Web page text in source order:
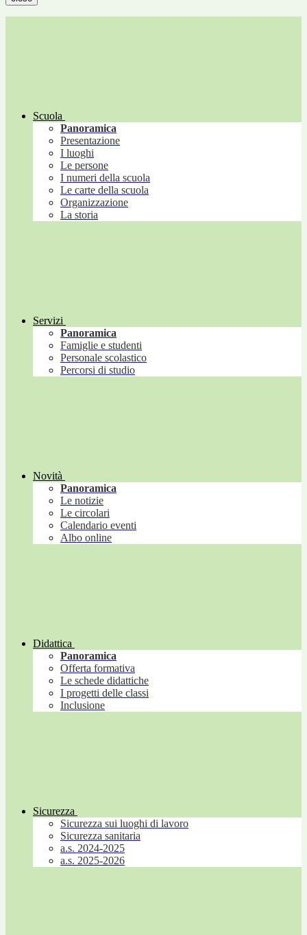
Scuola
Panoramica
Presentazione
I luoghi
Le persone
I numeri della scuola
Le carte della scuola
Organizzazione
La storia
Servizi
Panoramica
Famiglie e studenti
Personale scolastico
Percorsi di studio
Novità
Panoramica
Le notizie
Le circolari
Calendario eventi
Albo online
Didattica
Panoramica
Offerta formativa
Le schede didattiche
I progetti delle classi
Inclusione
Sicurezza
Sicurezza sui luoghi di lavoro
Sicurezza sanitaria
a.s. 2024-2025
a.s. 2025-2026